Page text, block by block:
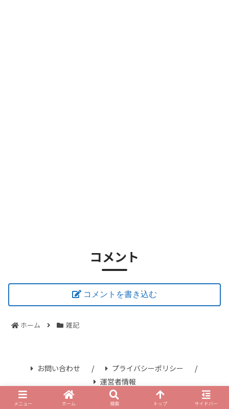
コメント
コメントを書き込む
ホーム 雑記
お問い合わせ
プライバシーポリシー
運営者情報
© 2021 さみずブログ.
メニュー ホーム 検索 トップ サイドバー